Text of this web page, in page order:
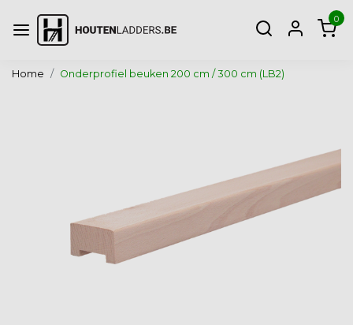
0
Home Onderprofiel beuken 200 cm / 300 cm (LB2)